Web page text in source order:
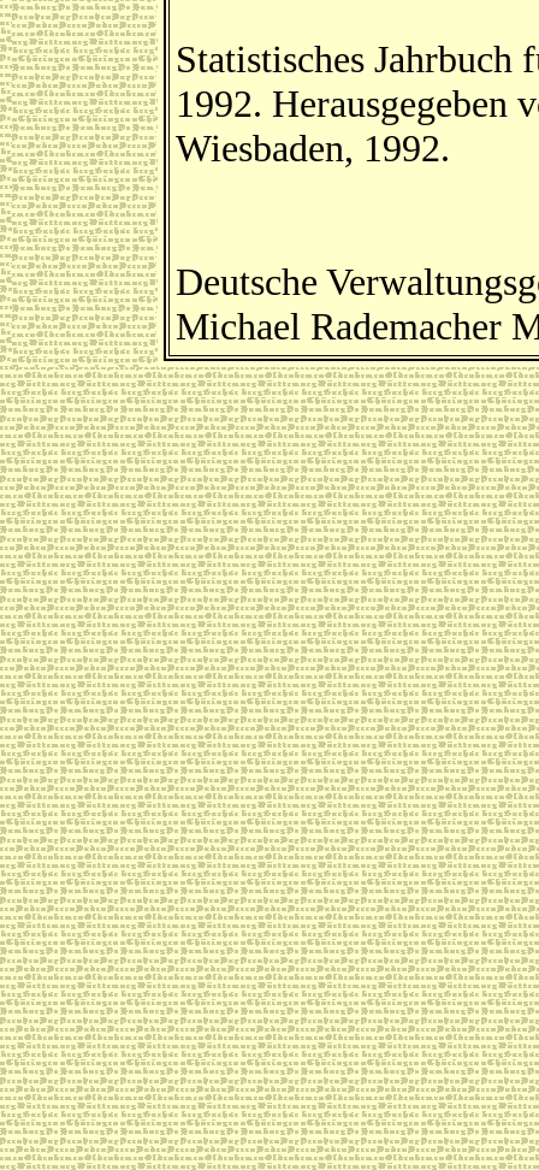
Statistisches
1992. Herausgegeben
Wiesbaden, 1992.
Deutsche
Michael Rademacher